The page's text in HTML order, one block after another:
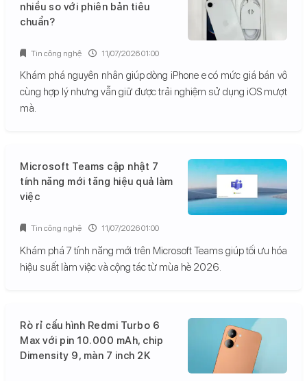
nhiều so với phiên bản tiêu
chuẩn?
Khám phá nguyên nhân giúp dòng iPhone e có mức giá bán vô
cùng hợp lý nhưng vẫn giữ được trải nghiệm sử dụng iOS mượt
mà.
Tin công nghệ 11/07/2026 01:00
Microsoft Teams cập nhật 7
tính năng mới tăng hiệu quả làm
việc
Khám phá 7 tính năng mới trên Microsoft Teams giúp tối ưu hóa
hiệu suất làm việc và cộng tác từ mùa hè 2026.
Tin công nghệ 11/07/2026 01:00
Rò rỉ cấu hình Redmi Turbo 6
Max với pin 10.000 mAh, chip
Dimensity 9, màn 7 inch 2K